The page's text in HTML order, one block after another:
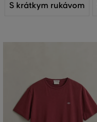
S krátkym rukávom